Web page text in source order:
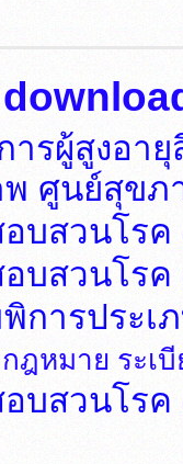
ารผู้สูงอา
ศูนย์สุขภ
บสวนโรค
บสวนโรค
การประเ
ฎหมาย ระเบี
บสวนโรค